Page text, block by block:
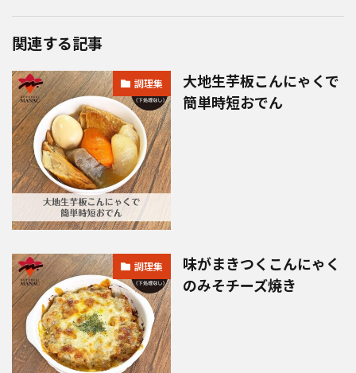
関連する記事
調理集
大地生芋板こんにゃくで
簡単時短おでん
調理集
味がまきつくこんにゃく
のみそチーズ焼き